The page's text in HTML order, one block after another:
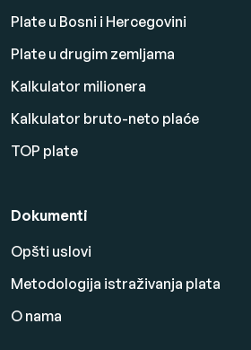
Plate u Bosni i Hercegovini
Plate u drugim zemljama
Kalkulator milionera
Kalkulator bruto-neto plaće
TOP plate
Dokumenti
Opšti uslovi
Metodologija istraživanja plata
O nama